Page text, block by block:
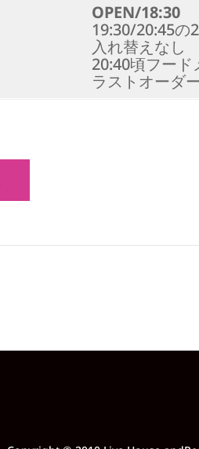
OPEN/18:30
19:30/20:45の
入れ替えなし
20:40頃フード
ラストオーダ